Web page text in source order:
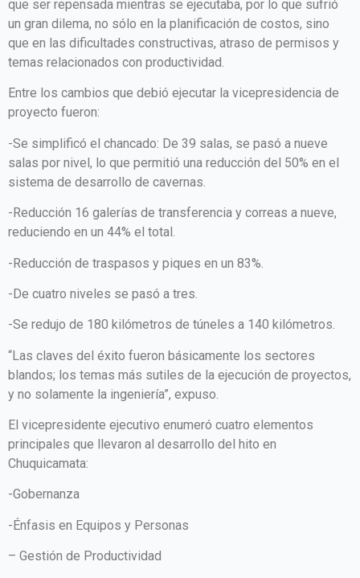
que ser repensada mientras se ejecutaba, por lo que sufrió
un gran dilema, no sólo en la planificación de costos, sino
que en las dificultades constructivas, atraso de permisos y
temas relacionados con productividad.
Entre los cambios que debió ejecutar la vicepresidencia de
proyecto fueron:
-Se simplificó el chancado: De 39 salas, se pasó a nueve
salas por nivel, lo que permitió una reducción del 50% en el
sistema de desarrollo de cavernas.
-Reducción 16 galerías de transferencia y correas a nueve,
reduciendo en un 44% el total.
-Reducción de traspasos y piques en un 83%.
-De cuatro niveles se pasó a tres.
-Se redujo de 180 kilómetros de túneles a 140 kilómetros.
“Las claves del éxito fueron básicamente los sectores
blandos; los temas más sutiles de la ejecución de proyectos,
y no solamente la ingeniería”, expuso.
El vicepresidente ejecutivo enumeró cuatro elementos
principales que llevaron al desarrollo del hito en
Chuquicamata:
-Gobernanza
-Énfasis en Equipos y Personas
– Gestión de Productividad